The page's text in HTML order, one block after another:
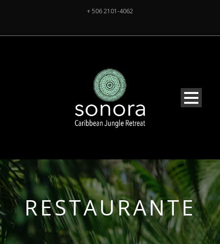
+ 506 2101-4062
RESTAURANTE